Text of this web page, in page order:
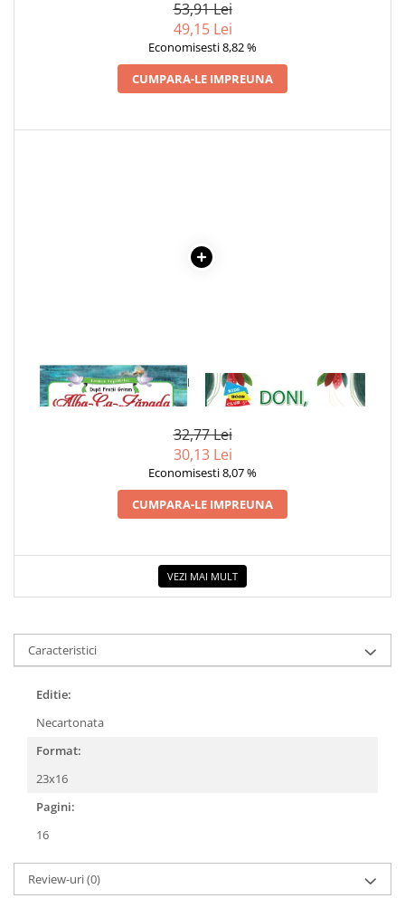
53,91 Lei
49,15 Lei
Economisesti 8,82 %
CUMPARA-LE IMPREUNA
1 x ALBA CA ZAPADA SI CEI
SAPTE PITICI
1 x DONI, MISTRETUL DE
SAVANA - VALORI MORALE: O
32,77 Lei
30,13 Lei
Economisesti 8,07 %
CUMPARA-LE IMPREUNA
VEZI MAI MULT
Caracteristici
Editie:
Necartonata
Format:
23x16
Pagini:
16
Review-uri(0)